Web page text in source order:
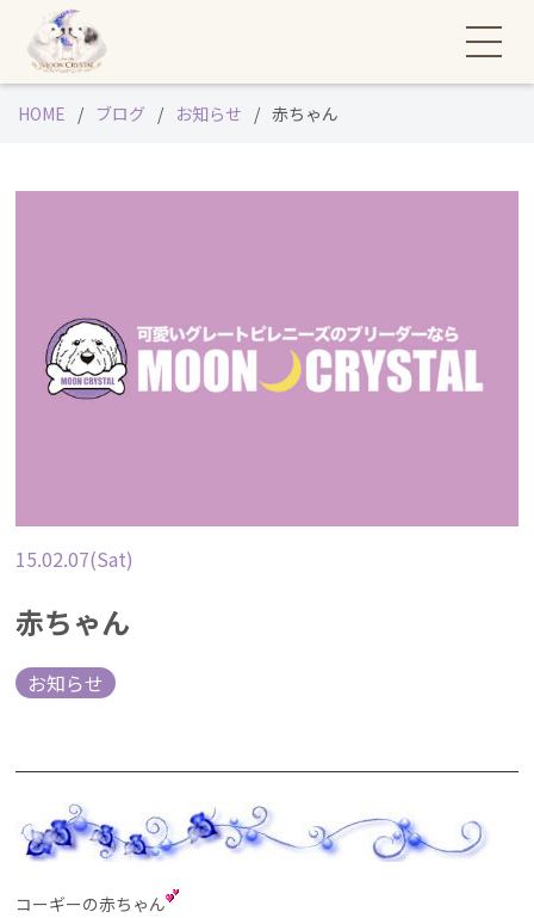
HOME ブログ お知らせ 赤ちゃん
15.02.07(Sat)
赤ちゃん
お知らせ
コーギーの赤ちゃん